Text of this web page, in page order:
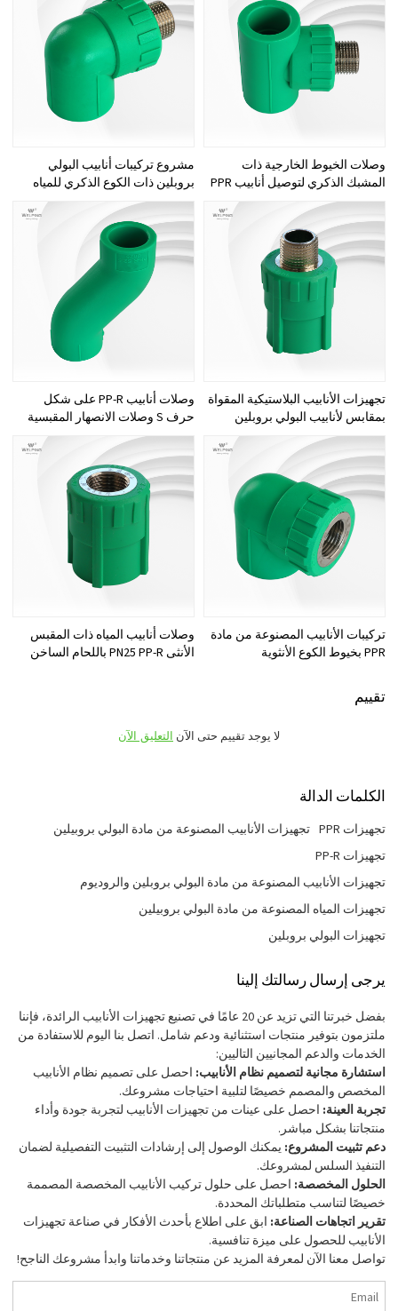
وصلات الخيوط الخارجية ذات
المشبك الذكري لتوصيل أنابيب PPR
مشروع تركيبات أنابيب البولي
بروبلين ذات الكوع الذكري للمياه
تجهيزات الأنابيب البلاستيكية المقواة
بمقابس لأنابيب البولي بروبلين
وصلات أنابيب PP-R على شكل
حرف S وصلات الانصهار المقبسية
تركيبات الأنابيب المصنوعة من مادة
PPR بخيوط الكوع الأنثوية
وصلات أنابيب المياه ذات المقبس
الأنثى PN25 PP-R باللحام الساخن
تقييم
لا يوجد تقييم حتى الآن التعليق الآن
الكلمات الدالة
تجهيزات PPR
تجهيزات الأنابيب المصنوعة من مادة البولي بروبيلين
تجهيزات PP-R
تجهيزات الأنابيب المصنوعة من مادة البولي بروبلين والروديوم
تجهيزات المياه المصنوعة من مادة البولي بروبيلين
تجهيزات البولي بروبلين
يرجى إرسال رسالتك إلينا
بفضل خبرتنا التي تزيد عن 20 عامًا في تصنيع تجهيزات الأنابيب الرائدة، فإننا
ملتزمون بتوفير منتجات استثنائية ودعم شامل. اتصل بنا اليوم للاستفادة من
الخدمات والدعم المجانيين التاليين:
استشارة مجانية لتصميم نظام الأنابيب: احصل على تصميم نظام الأنابيب
المخصص والمصمم خصيصًا لتلبية احتياجات مشروعك.
تجربة العينة: احصل على عينات من تجهيزات الأنابيب لتجربة جودة وأداء
منتجاتنا بشكل مباشر.
دعم تثبيت المشروع: يمكنك الوصول إلى إرشادات التثبيت التفصيلية لضمان
التنفيذ السلس لمشروعك.
الحلول المخصصة: احصل على حلول تركيب الأنابيب المخصصة المصممة
خصيصًا لتناسب متطلباتك المحددة.
تقرير اتجاهات الصناعة: ابق على اطلاع بأحدث الأفكار في صناعة تجهيزات
الأنابيب للحصول على ميزة تنافسية.
تواصل معنا الآن لمعرفة المزيد عن منتجاتنا وخدماتنا وابدأ مشروعك الناجح!